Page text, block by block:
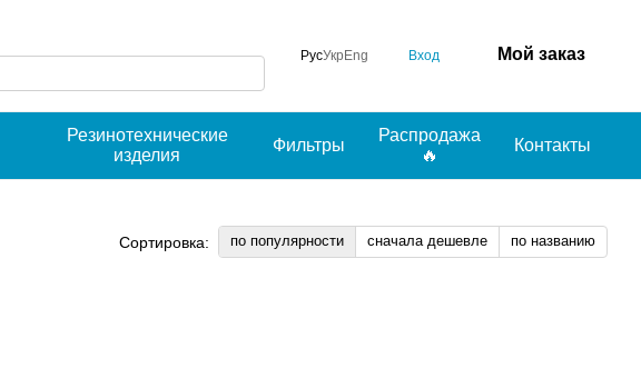
РусУкр Eng Вход Мой заказ
Резинотехнические
изделия
Фильтры
Распродажа
🔥
Контакты
Сортировка: по популярности сначала дешевле по названию